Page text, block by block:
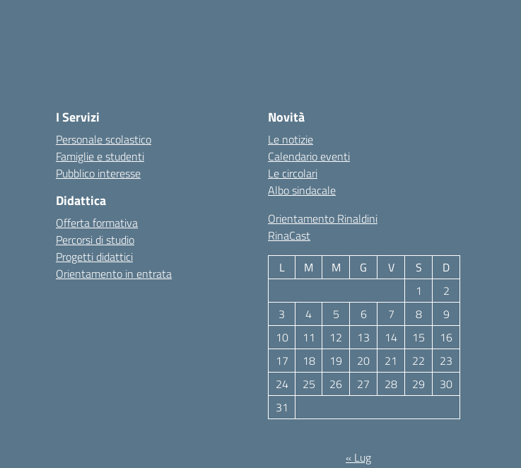
I Servizi
Personale scolastico
Famiglie e studenti
Pubblico interesse
Didattica
Offerta formativa
Percorsi di studio
Progetti didattici
Orientamento in entrata
Novità
Le notizie
Calendario eventi
Le circolari
Albo sindacale
Orientamento Rinaldini
RinaCast
L M M G V S
D
1
2
3
4 5 6 7 8
9
10
11 12 13 14 15
16
17
18 19 20 21 22
23
24
25 26 27 28 29
30
31
« Lug